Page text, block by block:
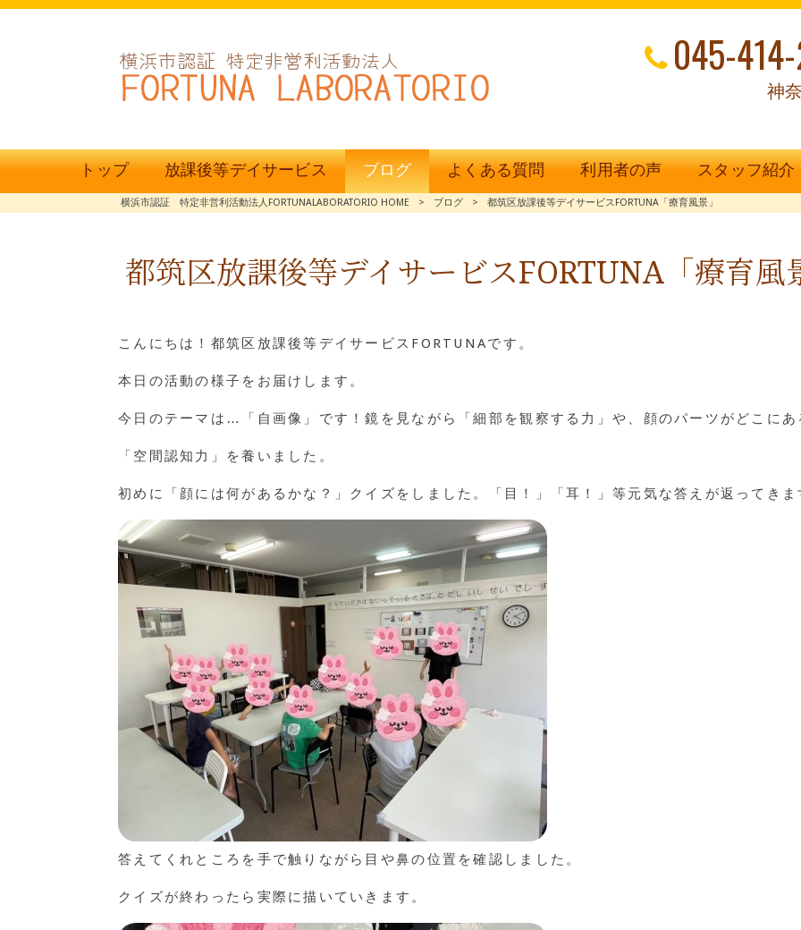
045-
神
トップ 放課後等デイサービス ブログ よくある質問 利用者の声 スタッフ紹介
横浜市認証 特定非営利活動法人FORTUNALABORATORIO HOME > ブログ > 都筑区放課後等デイサービスFORTUNA「療育風景」
都筑区放課後等デイサービスFORTUNA「療育風
こんにちは！都筑区放課後等デイサービスFORTUNAです。
本日の活動の様子をお届けします。
今日のテーマは…「自画像」です！鏡を見ながら「細部を観察する力」や、顔のパーツがどこにあ
「空間認知力」を養いました。
初めに「顔には何があるかな？」クイズをしました。「目！」「耳！」等元気な答えが返ってきま
答えてくれところを手で触りながら目や鼻の位置を確認しました。
クイズが終わったら実際に描いていきます。